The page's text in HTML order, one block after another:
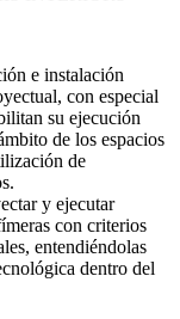
e instalación
con especial
su ejecución
de los espacios
de
y ejecutar
con criterios
entendiéndolas
dentro del